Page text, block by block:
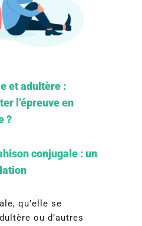
et adultère :
l’épreuve en
?
conjugale : un
qu’elle se
ou d’autres